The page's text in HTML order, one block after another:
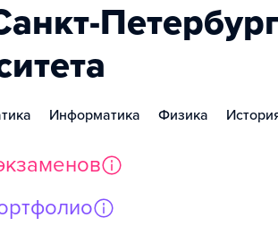
Информатика Физика